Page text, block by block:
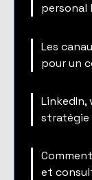
personal
Les
pour un
LinkedIn,
stratégie
et